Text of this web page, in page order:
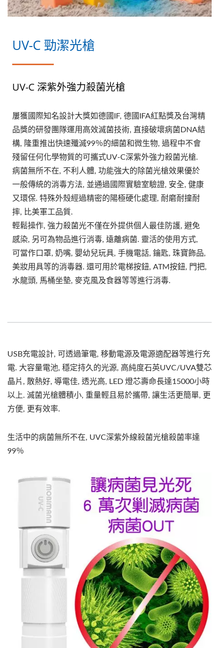
UV-C 勁潔光槍
UV-C 深紫外強力殺菌光槍
屢獲國際知名設計大獎如德國IF, 德國IFA紅點獎及台灣精
品獎的研發團隊運用高效滅菌技術, 直接破壞病菌DNA結
構, 隆重推出快速殲滅99％的細菌和微生物, 過程中不會
殘留任何化學物質的可攜式UV-C深紫外強力殺菌光槍.
病菌無所不在, 不利人體, 功能強大的除菌光槍效果優於
一般傳統的消毒方法, 並通過國際實驗室驗證, 安全, 健康
又環保. 特殊外殼經過精密的陽極硬化處理, 耐磨耐撞耐
摔, 比美軍工品質.
輕鬆操作, 強力殺菌光不僅在外提供個人最佳防護, 避免
感染, 另可為物品進行消毒, 遠離病菌. 靈活的使用方式,
可當作口罩, 奶嘴, 嬰幼兒玩具, 手機電話, 鑰匙, 珠寶飾品,
美妝用具等的消毒器. 還可用於電梯按鈕, ATM按鈕, 門把,
水龍頭, 馬桶坐墊, 麥克風及食器等等進行消毒.
USB充電設計, 可透過筆電, 移動電源及電源適配器等進行充
電. 大容量電池, 穩定持久的光源, 高純度石英UVC/UVA雙芯
晶片, 散熱好, 導電佳, 透光高, LED 燈芯壽命長達15000小時
以上. 滅菌光槍體積小, 重量輕且易於攜帶, 讓生活更簡單, 更
方便, 更有效率.
生活中的病菌無所不在, UVC深紫外線殺菌光槍殺菌率達
99％